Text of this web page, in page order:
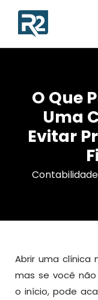
O Que
Uma
Evitar
Abrir uma clínica
mas se você
o início, pode